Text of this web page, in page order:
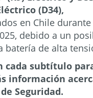
(D34),
en Chile
debido a un
batería de alta
cada subtítulo
información
Seguridad.